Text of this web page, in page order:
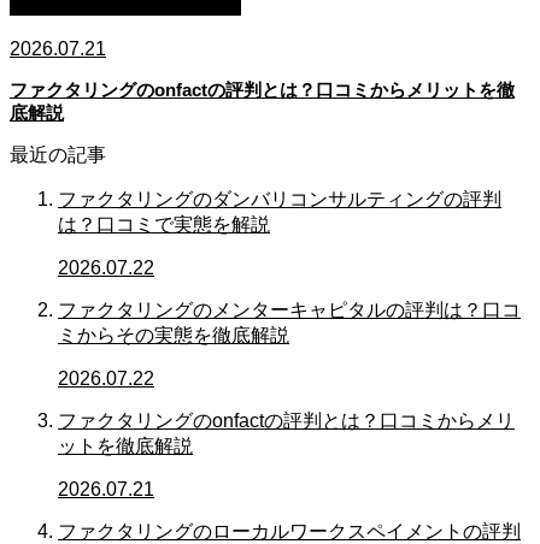
2026.07.21
ファクタリングのonfactの評判とは？口コミからメリットを徹
底解説
最近の記事
ファクタリングのダンバリコンサルティングの評判
は？口コミで実態を解説
2026.07.22
ファクタリングのメンターキャピタルの評判は？口コ
ミからその実態を徹底解説
2026.07.22
ファクタリングのonfactの評判とは？口コミからメリ
ットを徹底解説
2026.07.21
ファクタリングのローカルワークスペイメントの評判